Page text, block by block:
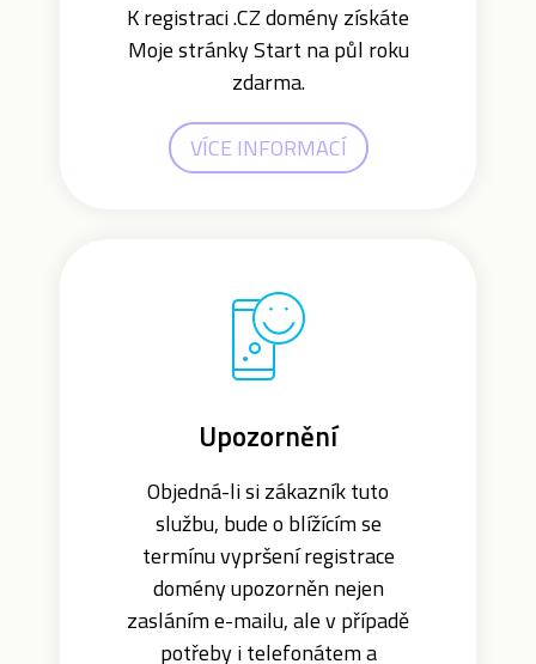
K registraci .CZ domény získáte
Moje stránky Start na půl roku
zdarma.
VÍCE INFORMACÍ
Upozornění
Objedná-li si zákazník tuto
službu, bude o blížícím se
termínu vypršení registrace
domény upozorněn nejen
zasláním e-mailu, ale v případě
potřeby i telefonátem a